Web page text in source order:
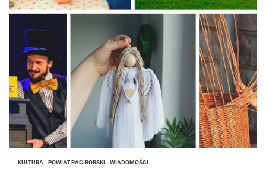
KULTURA POWIAT RACIBORSKI WIADOMOŚCI